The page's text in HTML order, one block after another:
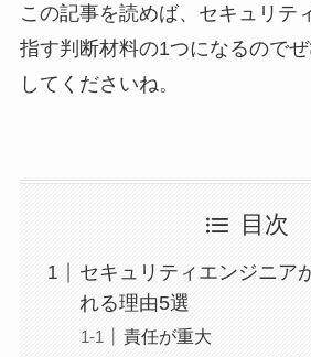
この記事を読めば、セキュリテ
指す判断材料の1つになるので
してくださいね。
目次
セキュリティエンジニア
れる理由5選
責任が重大